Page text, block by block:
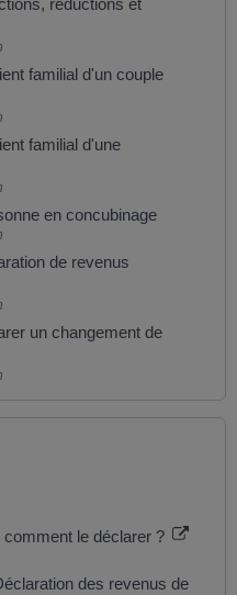
familial d'un couple
familial d'une
en concubinage
de revenus
un changement de
le déclarer ?
des revenus de